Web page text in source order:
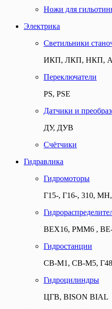
Ножи для
Электрика
Светильники
ИКП, ЛКП, НКП,
Переключатели
PS, PSE
Датчики и
ДУ, ДУВ
Счётчики
Гидравлика
Гидромоторы
Г15-, Г16-, 310,
ВЕХ16, РММ6 , ВЕ-
Гидростанции
СВ-М1, СВ-М5,
Гидроцилиндры
ЦГВ, BISON BIAL